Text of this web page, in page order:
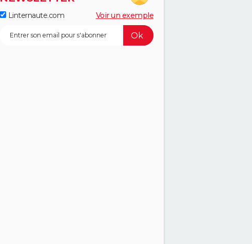
Linternaute.com Voir un exemple